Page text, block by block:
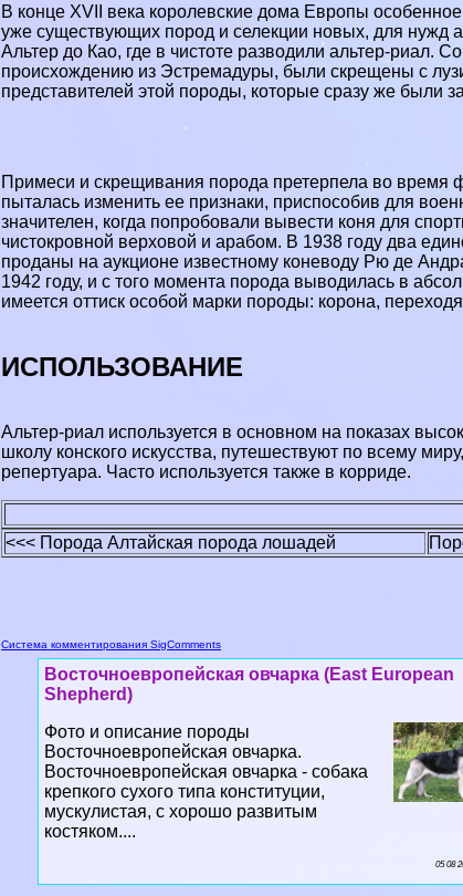
В конце XVII века королевские дома Европы
уже существующих пород и селекции новых, для нужд
Альтер до Као, где в чистоте разводили альтер-риал.
происхождению из Эстремадуры, были скрещены с
представителей этой породы, которые сразу же были
Примеси и скрещивания порода претерпела во время
пыталась изменить ее признаки, приспособив для
значителен, когда попробовали вывести коня для
чистокровной верховой и арабом. В 1938 году два
проданы на аукционе известному коневоду Рю де
1942 году, и с того момента порода выводилась в
имеется оттиск особой марки породы: корона,
ИСПОЛЬЗОВАНИЕ
Альтер-риал используется в основном на показах
школу конского искусства, путешествуют по всему
репертуара. Часто используется также в корриде.
<<< Порода Алтайская порода лошадей
Система комментирования SigComments
Восточноевропейская овчарка (East European
Shepherd)
Фото и описание породы
Восточноевропейская овчарка.
Восточноевропейская овчарка - собака
крепкого сухого типа конституции,
мускулистая, с хорошо развитым
костяком....
05 08